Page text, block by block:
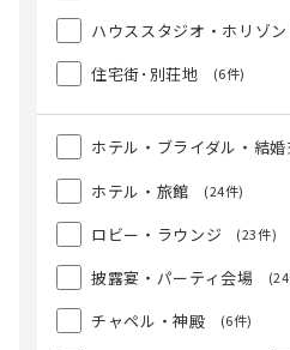
ハウススタジオ・ホリゾ
住宅街･別荘地 (6件)
ホテル・ブライダル・結
ホテル・旅館
(24件)
ロビー・ラウンジ (23件)
披露宴・パーティ会場
チャペル・神殿 (6件)